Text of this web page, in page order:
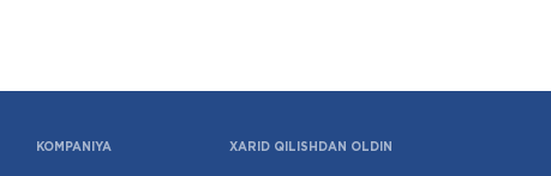
KOMPANIYA XARID QILISHDAN OLDIN